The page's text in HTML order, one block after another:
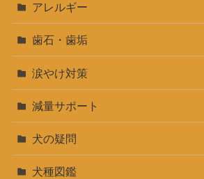
アレルギー
歯石・歯垢
涙やけ対策
減量サポート
犬の疑問
犬種図鑑